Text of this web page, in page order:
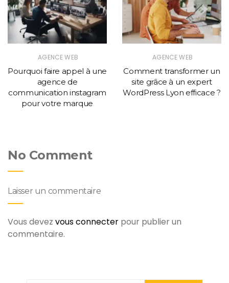
AGENCE WEB
Pourquoi faire appel à une
agence de
communication instagram
pour votre marque
AGENCE WEB
Comment transformer un
site grâce à un expert
WordPress Lyon efficace ?
No Comment
Laisser un commentaire
Vous devez vous connecter pour publier un
commentaire.